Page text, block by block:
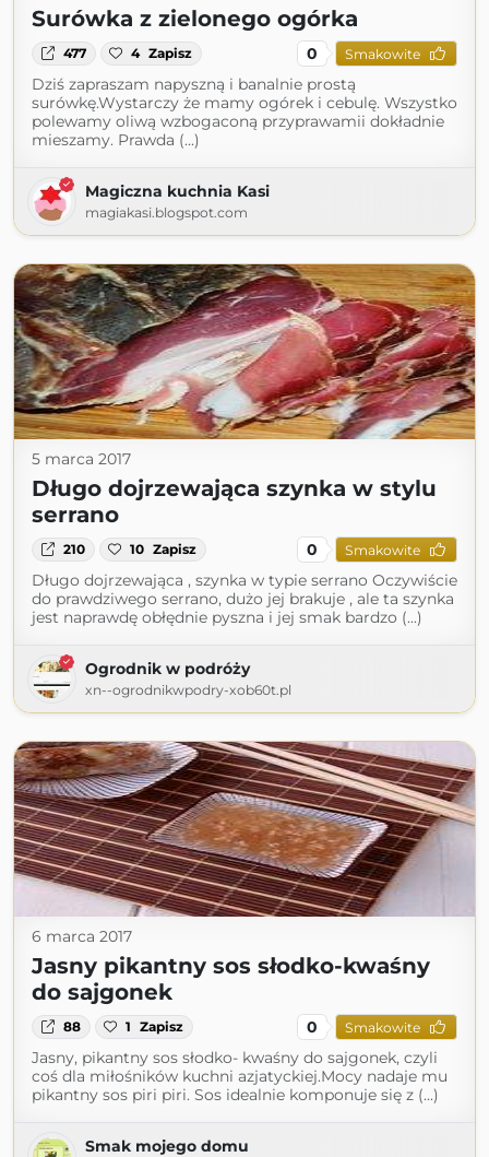
Surówka z zielonego ogórka
477 4 Zapisz 0 Smakowite
Dziś zapraszam napyszną i banalnie prostą
surówkę.Wystarczy że mamy ogórek i cebulę. Wszystko
polewamy oliwą wzbogaconą przyprawamii dokładnie
mieszamy. Prawda (...)
Magiczna kuchnia Kasi
magiakasi.blogspot.com
5 marca 2017
Długo dojrzewająca szynka w stylu
serrano
210 10 Zapisz 0 Smakowite
Długo dojrzewająca , szynka w typie serrano Oczywiście
do prawdziwego serrano, dużo jej brakuje , ale ta szynka
jest naprawdę obłędnie pyszna i jej smak bardzo (...)
Ogrodnik w podróży
xn--ogrodnikwpodry-xob60t.pl
6 marca 2017
Jasny pikantny sos słodko-kwaśny
do sajgonek
88 1 Zapisz 0 Smakowite
Jasny, pikantny sos słodko- kwaśny do sajgonek, czyli
coś dla miłośników kuchni azjatyckiej.Mocy nadaje mu
pikantny sos piri piri. Sos idealnie komponuje się z (...)
Smak mojego domu